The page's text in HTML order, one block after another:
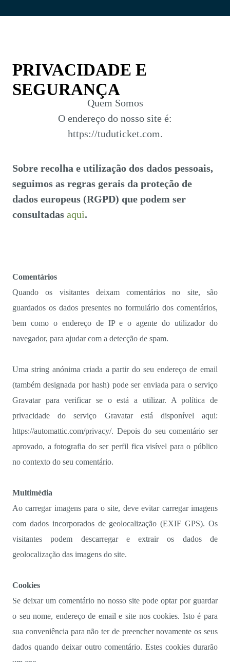
PRIVACIDADE E
SEGURANÇA
Quem Somos
O endereço do nosso site é:
https://tuduticket.com.
Sobre recolha e utilização dos dados pessoais,
seguimos as regras gerais da proteção de
dados europeus (RGPD) que podem ser
consultadas aqui.
Comentários
Quando os visitantes deixam comentários no site, são
guardados os dados presentes no formulário dos comentários,
bem como o endereço de IP e o agente do utilizador do
navegador, para ajudar com a detecção de spam.
Uma string anónima criada a partir do seu endereço de email
(também designada por hash) pode ser enviada para o serviço
Gravatar para verificar se o está a utilizar. A política de
privacidade do serviço Gravatar está disponível aqui:
https://automattic.com/privacy/. Depois do seu comentário ser
aprovado, a fotografia do ser perfil fica visível para o público
no contexto do seu comentário.
Multimédia
Ao carregar imagens para o site, deve evitar carregar imagens
com dados incorporados de geolocalização (EXIF GPS). Os
visitantes podem descarregar e extrair os dados de
geolocalização das imagens do site.
Cookies
Se deixar um comentário no nosso site pode optar por guardar
o seu nome, endereço de email e site nos cookies. Isto é para
sua conveniência para não ter de preencher novamente os seus
dados quando deixar outro comentário. Estes cookies durarão